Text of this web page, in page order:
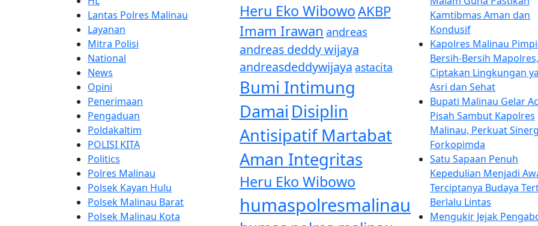
Lantas Polres Malinau
Layanan
Mitra Polisi
National
News
Opini
Penerimaan
Pengaduan
Poldakaltim
POLISI KITA
Politics
Polres Malinau
Polsek Kayan Hulu
Polsek Malinau Barat
Polsek Malinau Kota
Heru Eko WibowoAKBP
Imam Irawan andreas
andreas deddy wijaya
andreasdeddywijaya astacita
Bumi Intimung
Damai Disiplin
Antisipatif Martabat
Aman Integritas
Heru Eko Wibowo
humaspolresmalinau
Kamtibmas Aman dan
Kondusif
Kapolres Malinau
Bersih-Bersih Mapolres,
Ciptakan Lingkungan
Asri dan Sehat
Bupati Malinau Gelar
Pisah Sambut Kapolres
Malinau, Perkuat
Forkopimda
Satu Sapaan Penuh
Kepedulian Menjadi
Terciptanya Budaya
Berlalu Lintas
Mengukir Jejak